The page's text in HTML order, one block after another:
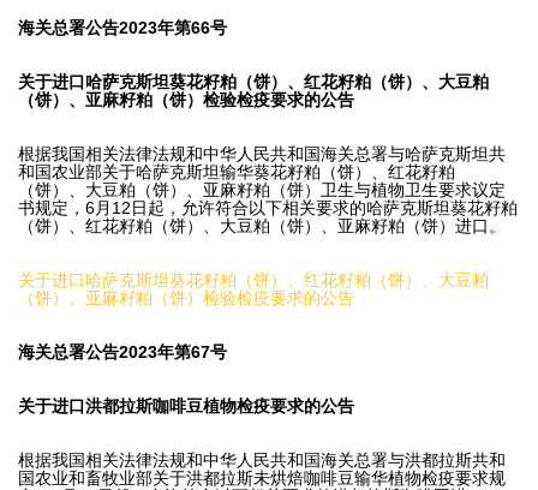
海关总署公告2023年第66号
关于进口哈萨克斯坦葵花籽粕（饼）、红花籽粕（饼）、大豆粕
（饼）、亚麻籽粕（饼）检验检疫要求的公告
根据我国相关法律法规和中华人民共和国海关总署与哈萨克斯坦共
和国农业部关于哈萨克斯坦输华葵花籽粕（饼）、红花籽粕
（饼）、大豆粕（饼）、亚麻籽粕（饼）卫生与植物卫生要求议定
书规定，6月12日起，允许符合以下相关要求的哈萨克斯坦葵花籽粕
（饼）、红花籽粕（饼）、大豆粕（饼）、亚麻籽粕（饼）进口。
关于进口哈萨克斯坦葵花籽粕（饼）、红花籽粕（饼）、大豆粕
（饼）、亚麻籽粕（饼）检验检疫要求的公告
海关总署公告2023年第67号
关于进口洪都拉斯咖啡豆植物检疫要求的公告
根据我国相关法律法规和中华人民共和国海关总署与洪都拉斯共和
国农业和畜牧业部关于洪都拉斯未烘焙咖啡豆输华植物检疫要求规